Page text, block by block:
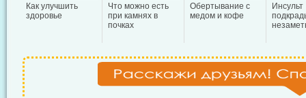
Как улучшить
здоровье
Что можно есть
при камнях в
почках
Обертывание с
медом и кофе
Инсульт